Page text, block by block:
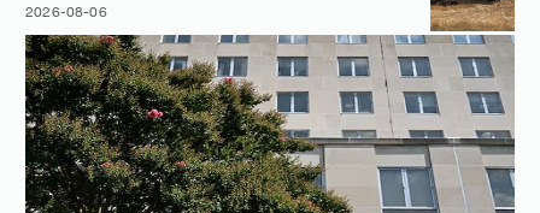
2026-08-06